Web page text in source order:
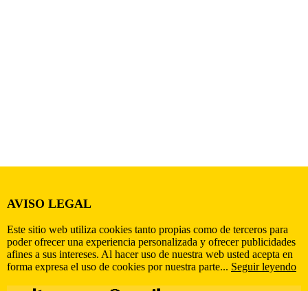
AVISO LEGAL
Este sitio web utiliza cookies tanto propias como de terceros para
poder ofrecer una experiencia personalizada y ofrecer publicidades
afines a sus intereses. Al hacer uso de nuestra web usted acepta en
forma expresa el uso de cookies por nuestra parte... Seguir leyendo